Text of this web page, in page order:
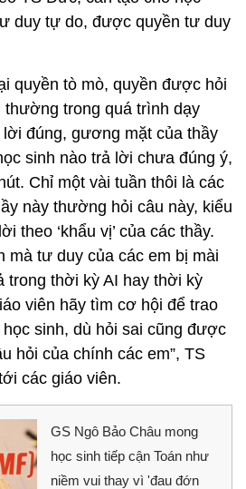
duy tự do, được quyền tư duy
quyền tò mò, quyền được hỏi
thường trong quá trình dạy
đúng, gương mặt của thầy
sinh nào trả lời chưa đúng ý,
Chỉ một vài tuần thôi là các
này thường hỏi câu này, kiểu
theo ‘khẩu vị’ của các thầy.
mà tư duy của các em bị mài
trong thời kỳ AI hay thời kỳ
viên hãy tìm cơ hội để trao
sinh, dù hỏi sai cũng được
hỏi của chính các em”, TS
các giáo viên.
GS Ngô Bảo Châu mong
học sinh tiếp cận Toán như
niềm vui thay vì 'đau đớn